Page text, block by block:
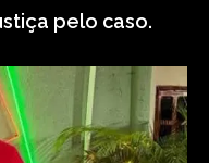
pelo caso.